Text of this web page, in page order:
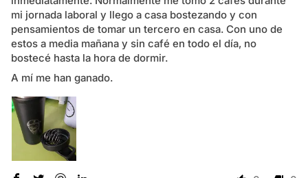
mi jornada laboral y llego a casa bostezando y con
pensamientos de tomar un tercero en casa. Con uno de
estos a media mañana y sin café en todo el día, no
bostecé hasta la hora de dormir.
A mí me han ganado.